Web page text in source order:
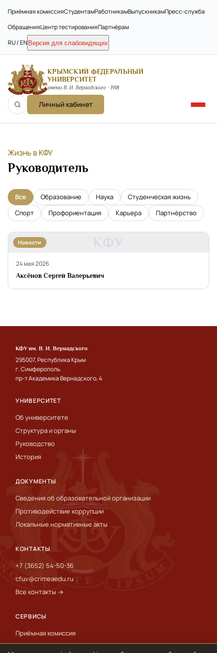
Приёмная комиссияСтудентамРаботникамВыпускникамПресс-служба
ОбращенияЦентр тестированияПартнёрам
RU / EN Версия для слабовидящих
КРЫМСКИЙ ФЕДЕРАЛЬНЫЙ
УНИВЕРСИТЕТ
имени В. И. Вернадского · 1918
Личный кабинет
Жизнь в КФУ
Руководитель
Все Образование Наука
Студенческая жизнь
Спорт
Профориентация Карьера Партнёрство
Новости
24 мая 2026
Аксёнов Сергей Валерьевич
КФУ им. В. И. Вернадского
295007, Республика Крым
г. Симферополь
пр-т Академика Вернадского, 4
УНИВЕРСИТЕТ
Об университете
Структура и органы
Руководство
История
ДОКУМЕНТЫ
Сведения об образовательной организации
Противодействие коррупции
Локальные нормативные акты
КОНТАКТЫ
+7 (3652) 54-50-36
cfuv@crimeaedu.ru
Все контакты →
СЕРВИСЫ
Приёмная комиссия
Пресс-служба